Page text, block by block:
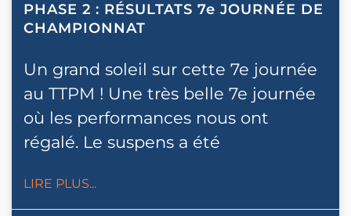
PHASE 2 : RÉSULTATS 7e JOURNÉE DE
CHAMPIONNAT
Un grand soleil sur cette 7e journée
au TTPM ! Une très belle 7e journée
où les performances nous ont
régalé. Le suspens a été
LIRE PLUS...